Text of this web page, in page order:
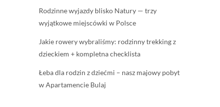
Rodzinne wyjazdy blisko Natury — trzy
wyjątkowe miejscówki w Polsce
Jakie rowery wybraliśmy: rodzinny trekking z
dzieckiem + kompletna checklista
Łeba dla rodzin z dziećmi – nasz majowy pobyt
w Apartamencie Bulaj